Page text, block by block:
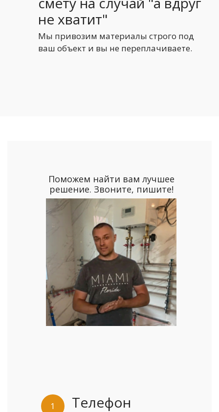
не хватит"
Мы привозим материалы строго под
ваш объект и вы не переплачиваете.
Поможем найти вам лучшее
решение. Звоните, пишите!
1 Телефон